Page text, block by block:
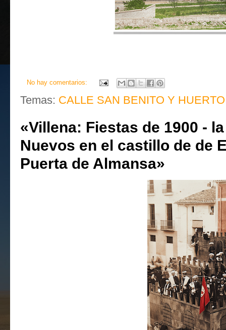
No hay comentarios:
Temas: CALLE SAN BENITO Y
«Villena: Fiestas de 1900 -
Nuevos en el castillo de de
Puerta de Almansa»